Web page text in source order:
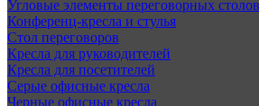
Угловые элементы переговорных столов
Конференц-кресла и стулья
Стол переговоров
Кресла для руководителей
Кресла для посетителей
Серые офисные кресла
Черные офисные кресла